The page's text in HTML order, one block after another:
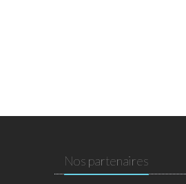
Nos partenaires